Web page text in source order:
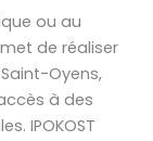
ou au
de réaliser
Oyens,
à des
IPOKOST